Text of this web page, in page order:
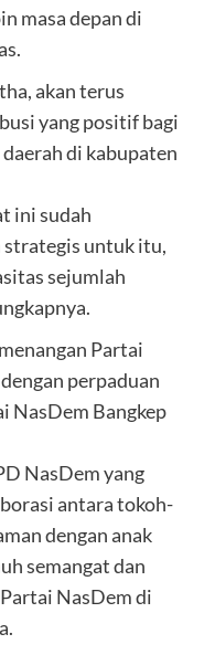
masa depan di
akan terus
yang positif bagi
di kabupaten
ini sudah
strategis untuk itu,
sejumlah
Partai
perpaduan
NasDem Bangkep
NasDem yang
antara tokoh-
dengan anak
semangat dan
NasDem di